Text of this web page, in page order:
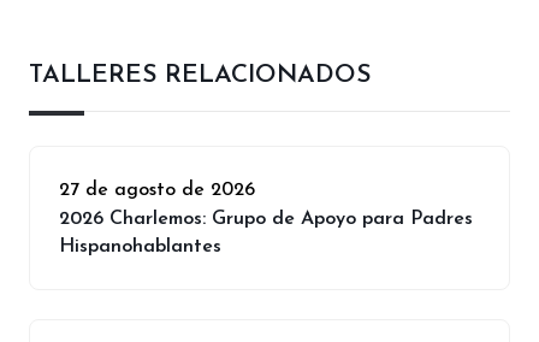
TALLERES RELACIONADOS
27 de agosto de 2026
2026 Charlemos: Grupo de Apoyo para Padres
Hispanohablantes